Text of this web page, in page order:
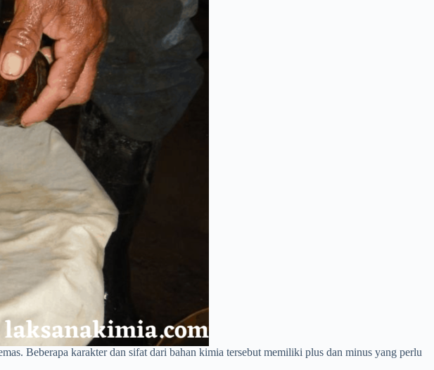
Beberapa karakter dan sifat dari bahan kimia tersebut memiliki plus dan minus yang perlu